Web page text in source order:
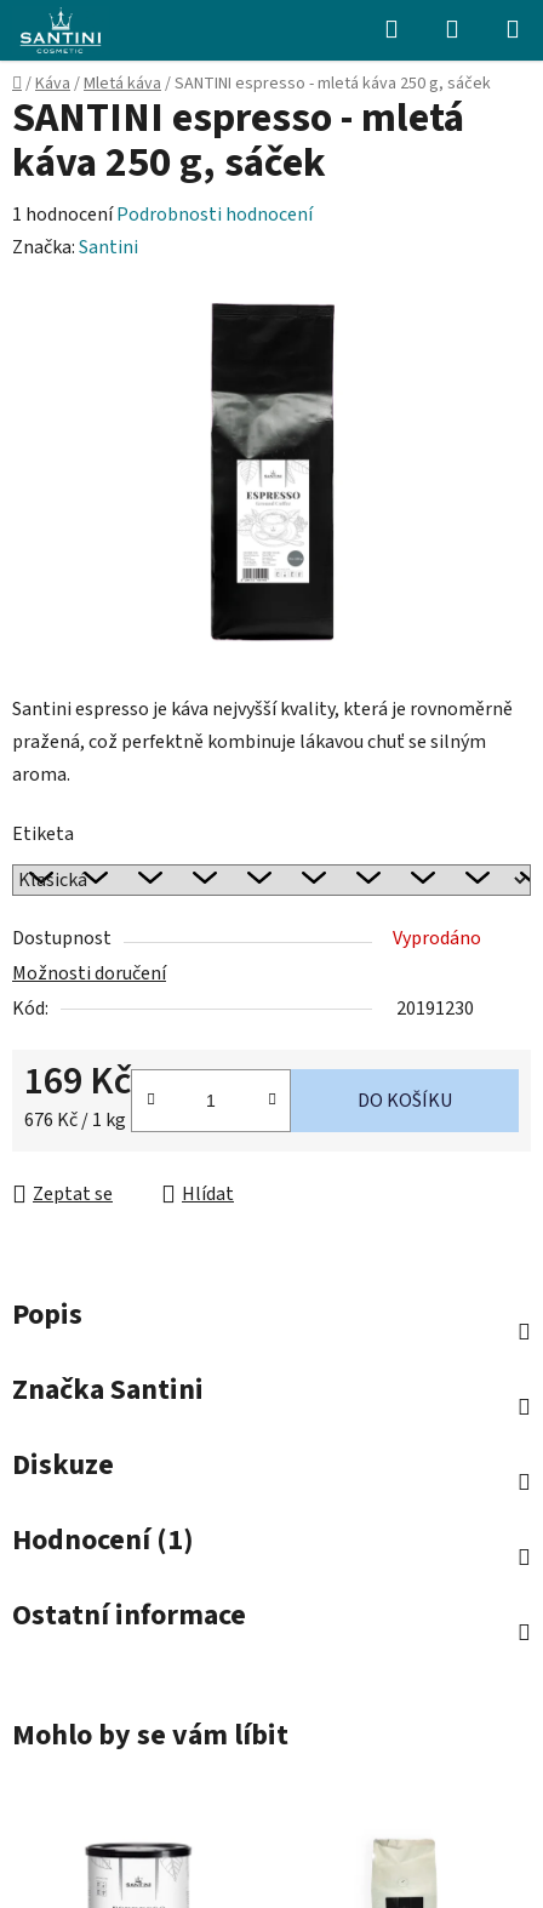
obsah
Hledat
KOŠÍK
Domů
/Káva/Mletá káva/SANTINI espresso - mletá káva 250 g, sáček
Santini espresso je káva nejvyšší kvality, která je rovnoměrně
pražená, což perfektně kombinuje lákavou chuť se silným
aroma.
Etiketa
Dostupnost
Vyprodáno
Možnosti doručení
Kód:
20191230
169 Kč
Měrná cena:
676 Kč / 1 kg
DO KOŠÍKU
Zeptat se Hlídat
SANTINI espresso - mletá
káva 250 g, sáček
Průměrné
hodnocení
1 hodnoceníPodrobnosti hodnocení
Značka:Santini
Popis
ZnačkaSantini
Diskuze
Hodnocení (1)
Ostatní informace
Mohlo by se vám líbit